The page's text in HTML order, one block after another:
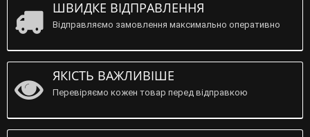
ШВИДКЕ ВІДПРАВЛЕННЯ
Відправляємо замовлення максимально оперативно
ЯКІСТЬ ВАЖЛИВІШЕ
Перевіряємо кожен товар перед відправкою